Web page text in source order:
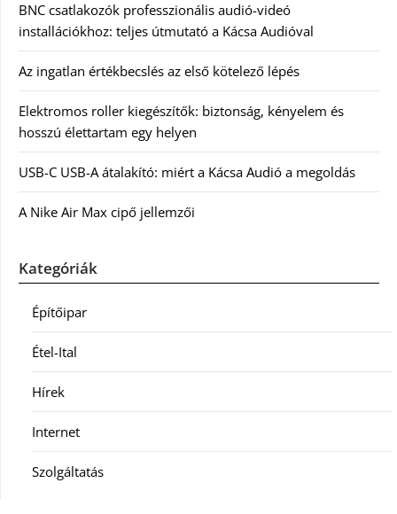
BNC csatlakozók professzionális audió-videó
installációkhoz: teljes útmutató a Kácsa Audióval
Az ingatlan értékbecslés az első kötelező lépés
Elektromos roller kiegészítők: biztonság, kényelem és
hosszú élettartam egy helyen
USB-C USB-A átalakító: miért a Kácsa Audió a megoldás
A Nike Air Max cipő jellemzői
Kategóriák
Építőipar
Étel-Ital
Hírek
Internet
Szolgáltatás